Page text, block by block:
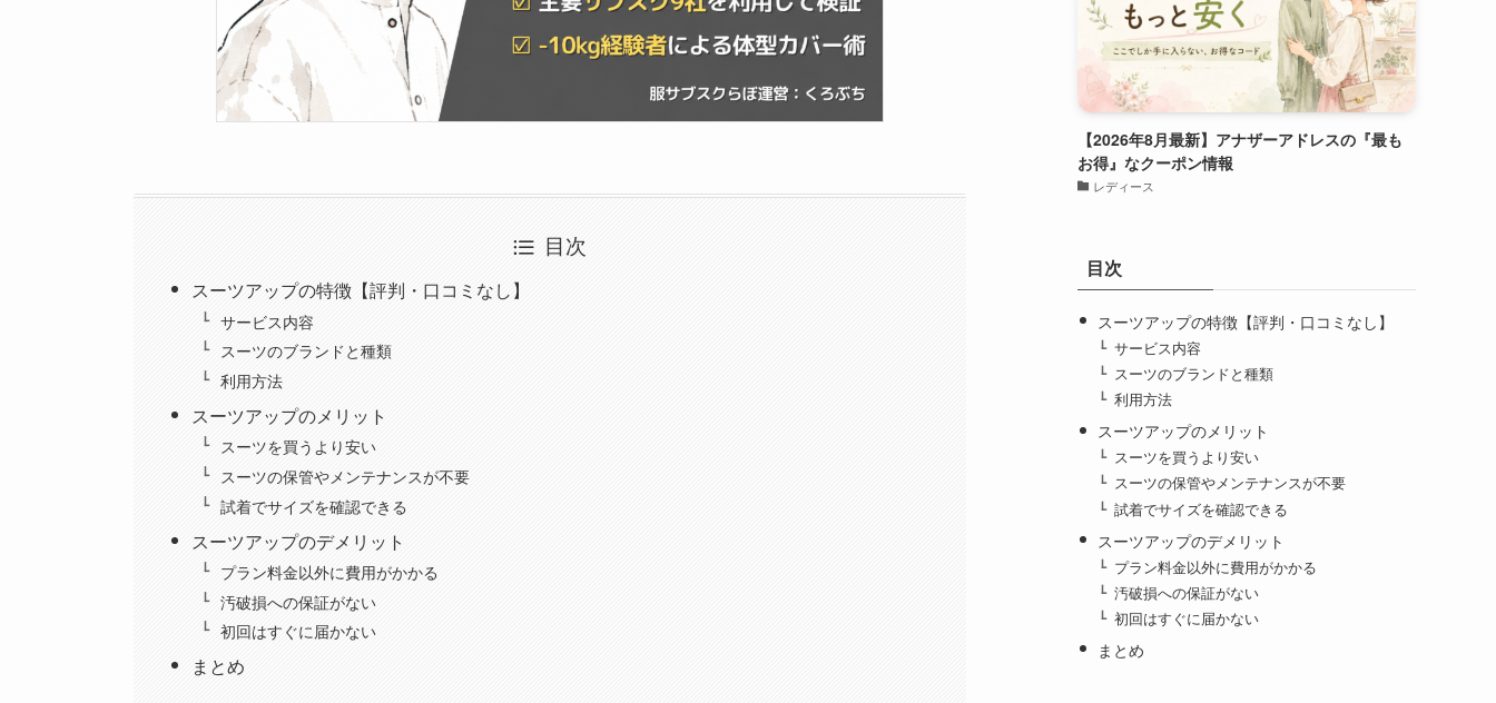
目次
スーツアップの特徴【評判・口コミなし】
サービス内容
スーツのブランドと種類
利用方法
スーツアップのメリット
スーツを買うより安い
スーツの保管やメンテナンスが不要
試着でサイズを確認できる
スーツアップのデメリット
プラン料金以外に費用がかかる
汚破損への保証がない
初回はすぐに届かない
まとめ
【2026年8月最新】アナザーアドレスの『最も
お得』なクーポン情報
レディース
目次
スーツアップの特徴【評判・口コミなし】
サービス内容
スーツのブランドと種類
利用方法
スーツアップのメリット
スーツを買うより安い
スーツの保管やメンテナンスが不要
試着でサイズを確認できる
スーツアップのデメリット
プラン料金以外に費用がかかる
汚破損への保証がない
初回はすぐに届かない
まとめ